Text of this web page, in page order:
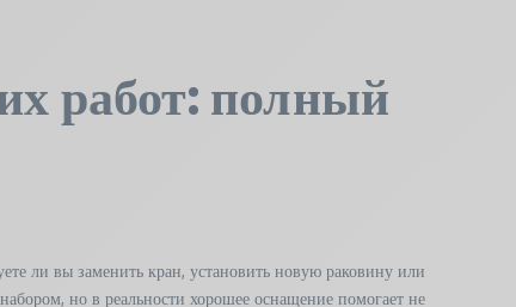
работ: полный
ли вы заменить кран, установить новую раковину или
но в реальности хорошее оснащение помогает не